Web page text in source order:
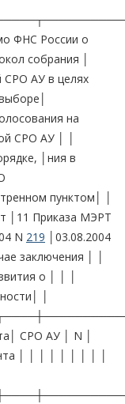
ФНС России о
собрания │
СРО АУ в целях
на
СРО АУ │ │
│ния в
пунктом│ │
│11 Приказа МЭРТ
N 219 │03.08.2004
заключения │ │
о │ │ │
│
СРО АУ │ N │
│ │ │ │ │ │ │ │ │